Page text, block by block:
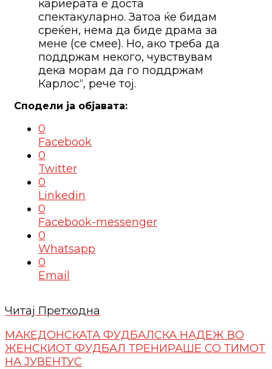
кариерата е доста
спектакуларно. Затоа ќе бидам
среќен, нема да биде драма за
мене (се смее). Но, ако треба да
поддржам некого, чувствувам
дека морам да го поддржам
Карлос“, рече тој.
0
Facebook
0
Twitter
0
Linkedin
0
Facebook-messenger
0
Whatsapp
0
Email
Читај Претходна
МАКЕДОНСКАТА ФУДБАЛСКА НАДЕЖ ВО
ЖЕНСКИОТ ФУДБАЛ ТРЕНИРАШЕ СО ТИМОТ
НА ЈУВЕНТУС